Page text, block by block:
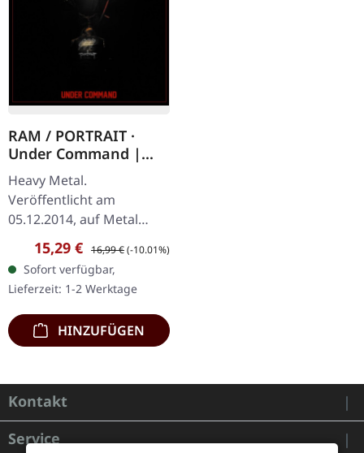
RAM / PORTRAIT ·
Under Command |
BLACK/RED LP
Heavy Metal.
Veröffentlicht am
05.12.2014, auf Metal
Blade Records. RAM
Savage Machine (new
song) Welcome To My
Funeral (PORTRAIT cover)
Creatures Of…
Verkaufspreis:
15,29 € Regulärer Preis:
16,99 €(-10.01%)
Sofort verfügbar,
Lieferzeit: 1-2 Werktage
HINZUFÜGEN
Kontakt
Service